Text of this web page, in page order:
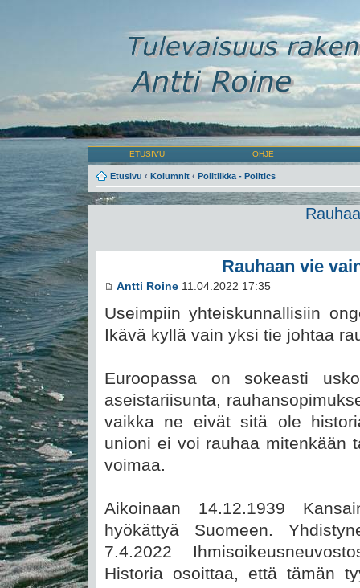
ETUSIVU OHJE
Etusivu ‹ Kolumnit ‹ Politiikka - Politics
Rauhaan vie
Antti Roine 11.04.2022 17:35
Useimpiin yhteiskunnallisiin
Ikävä kyllä vain yksi tie johtaa
Euroopassa on sokeasti
aseistariisunta,
vaikka ne eivät sitä ole
unioni ei voi rauhaa mitenkään
voimaa.
Aikoinaan 14.12.1939
hyökättyä Suomeen.
7.4.2022
Historia osoittaa, että tämän